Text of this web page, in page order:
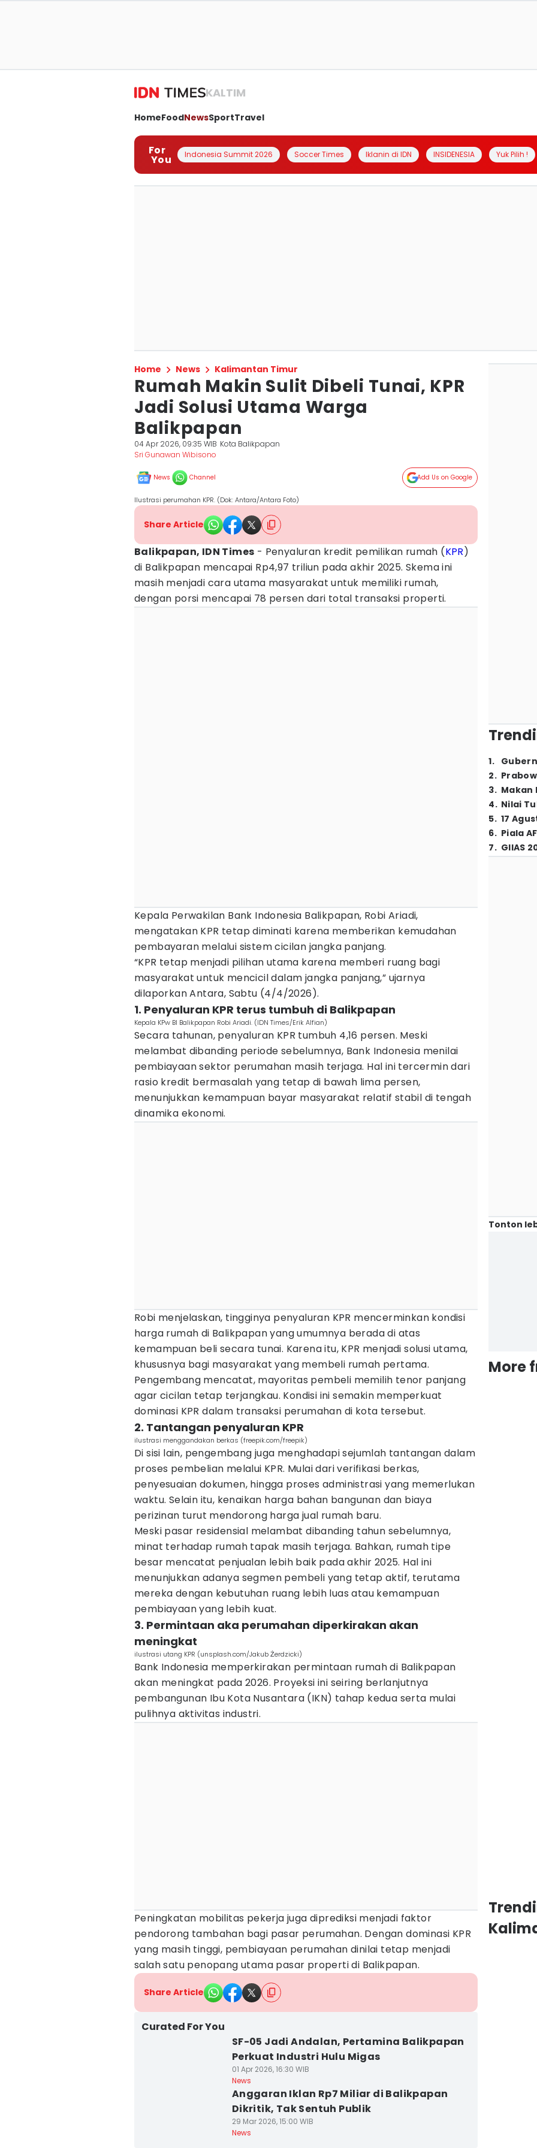
KALTIM
HomeFoodNewsSportTravel
For
You Indonesia Summit 2026 Soccer Times Iklanin di IDN INSIDENESIA Yuk Pilih !
Home News Kalimantan Timur
Rumah Makin Sulit Dibeli Tunai, KPR
Jadi Solusi Utama Warga
Balikpapan
04 Apr 2026, 09:35 WIB Kota Balikpapan
Sri Gunawan Wibisono
News Channel Add Us on Google
Ilustrasi perumahan KPR. (Dok: Antara/Antara Foto)
Share Article
Balikpapan, IDN Times - Penyaluran kredit pemilikan rumah (KPR)
di Balikpapan mencapai Rp4,97 triliun pada akhir 2025. Skema ini
masih menjadi cara utama masyarakat untuk memiliki rumah,
dengan porsi mencapai 78 persen dari total transaksi properti.
Kepala Perwakilan Bank Indonesia Balikpapan, Robi Ariadi,
mengatakan KPR tetap diminati karena memberikan kemudahan
pembayaran melalui sistem cicilan jangka panjang.
“KPR tetap menjadi pilihan utama karena memberi ruang bagi
masyarakat untuk mencicil dalam jangka panjang,” ujarnya
dilaporkan Antara, Sabtu (4/4/2026).
1. Penyaluran KPR terus tumbuh di Balikpapan
Kepala KPw BI Balikpapan Robi Ariadi. (IDN Times/Erik Alfian)
Secara tahunan, penyaluran KPR tumbuh 4,16 persen. Meski
melambat dibanding periode sebelumnya, Bank Indonesia menilai
pembiayaan sektor perumahan masih terjaga. Hal ini tercermin dari
rasio kredit bermasalah yang tetap di bawah lima persen,
menunjukkan kemampuan bayar masyarakat relatif stabil di tengah
dinamika ekonomi.
Robi menjelaskan, tingginya penyaluran KPR mencerminkan kondisi
harga rumah di Balikpapan yang umumnya berada di atas
kemampuan beli secara tunai. Karena itu, KPR menjadi solusi utama,
khususnya bagi masyarakat yang membeli rumah pertama.
Pengembang mencatat, mayoritas pembeli memilih tenor panjang
agar cicilan tetap terjangkau. Kondisi ini semakin memperkuat
dominasi KPR dalam transaksi perumahan di kota tersebut.
2. Tantangan penyaluran KPR
ilustrasi menggandakan berkas (freepik.com/freepik)
Di sisi lain, pengembang juga menghadapi sejumlah tantangan dalam
proses pembelian melalui KPR. Mulai dari verifikasi berkas,
penyesuaian dokumen, hingga proses administrasi yang memerlukan
waktu. Selain itu, kenaikan harga bahan bangunan dan biaya
perizinan turut mendorong harga jual rumah baru.
Meski pasar residensial melambat dibanding tahun sebelumnya,
minat terhadap rumah tapak masih terjaga. Bahkan, rumah tipe
besar mencatat penjualan lebih baik pada akhir 2025. Hal ini
menunjukkan adanya segmen pembeli yang tetap aktif, terutama
mereka dengan kebutuhan ruang lebih luas atau kemampuan
pembiayaan yang lebih kuat.
3. Permintaan aka perumahan diperkirakan akan
meningkat
ilustrasi utang KPR (unsplash.com/Jakub Żerdzicki)
Bank Indonesia memperkirakan permintaan rumah di Balikpapan
akan meningkat pada 2026. Proyeksi ini seiring berlanjutnya
pembangunan Ibu Kota Nusantara (IKN) tahap kedua serta mulai
pulihnya aktivitas industri.
Peningkatan mobilitas pekerja juga diprediksi menjadi faktor
pendorong tambahan bagi pasar perumahan. Dengan dominasi KPR
yang masih tinggi, pembiayaan perumahan dinilai tetap menjadi
salah satu penopang utama pasar properti di Balikpapan.
Share Article
Curated For You
SF-05 Jadi Andalan, Pertamina Balikpapan
Perkuat Industri Hulu Migas
01 Apr 2026, 16:30 WIB
News
Anggaran Iklan Rp7 Miliar di Balikpapan
Dikritik, Tak Sentuh Publik
29 Mar 2026, 15:00 WIB
News
1.
2.
3. Makan
4. Nilai
5. 17
6. Piala
7. GIIAS
Tonton
More